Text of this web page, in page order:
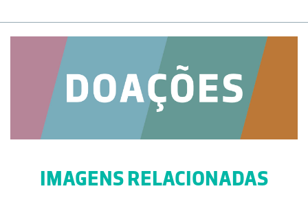
IMAGENS RELACIONADAS